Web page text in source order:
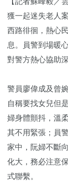
獲一起迷失老人
西路徘徊，熱心
息。員警到場暖
對警方熱心協助
警員廖偉成及曾
自稱要找女兒但
婦身體顫抖，溫
其不用緊張；員
家中，阮婦不斷
化大，務必注意
式聯繫。